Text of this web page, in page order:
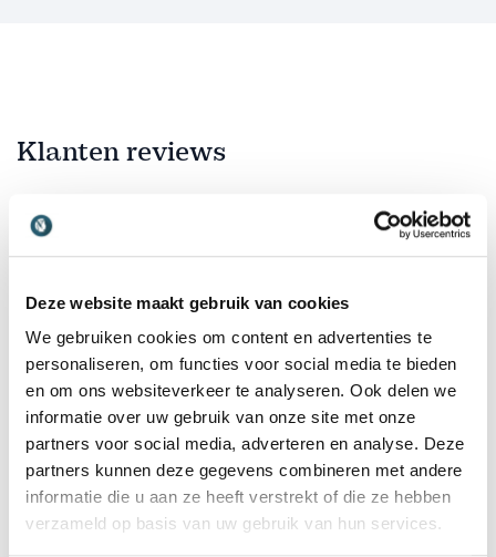
Deze website maakt gebruik van cookies
We gebruiken cookies om content en advertenties te
personaliseren, om functies voor social media te bieden
en om ons websiteverkeer te analyseren. Ook delen we
informatie over uw gebruik van onze site met onze
partners voor social media, adverteren en analyse. Deze
partners kunnen deze gegevens combineren met andere
informatie die u aan ze heeft verstrekt of die ze hebben
verzameld op basis van uw gebruik van hun services.
Klanten reviews
organisatiemiddag. Daarnaast was hij zeer vriendelijk
en leverde hij wat was afgesproken.
SNN
Beoordeeld5.00 /5 gebaseerd op1klantbeoordelingen